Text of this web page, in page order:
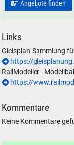
Angebote finden
Links
Gleisplan-Sammlung
https://
RailModeller -
https://
Kommentare
Keine Kommentare